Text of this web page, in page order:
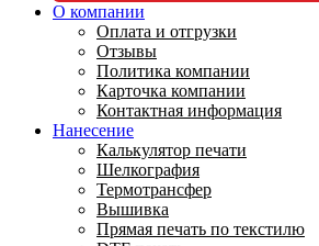
О компании
Оплата и отгрузки
Отзывы
Политика компании
Карточка компании
Контактная информация
Нанесение
Калькулятор печати
Шелкография
Термотрансфер
Вышивка
Прямая печать по текстилю